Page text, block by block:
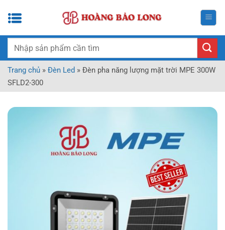
qua
dung
Tìm
Trang chủ » Đèn Led » Đèn pha năng lượng mặt trời MPE 300W
SFLD2-300